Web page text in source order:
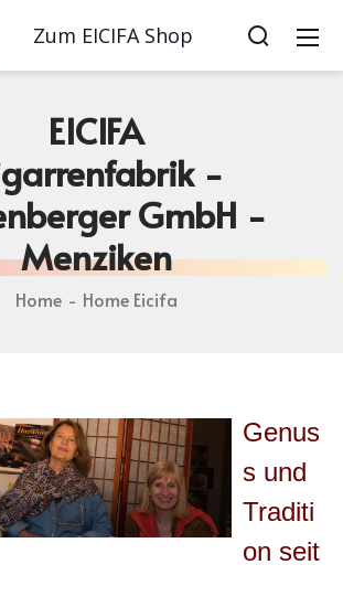
Zum EICIFA Shop
EICIFA
-
GmbH -
Menziken
Home Home Eicifa
Genus
s und
Traditi
on seit